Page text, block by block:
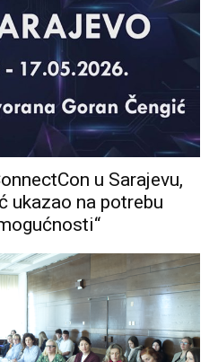
u Sarajevu,
ukazao na potrebu